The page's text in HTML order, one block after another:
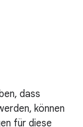
dass
können
für diese